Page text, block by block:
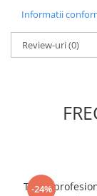
Renault
Rover
Volkswagen
Volvo
Informatii
Review-uri(0)
-24%
Trusa